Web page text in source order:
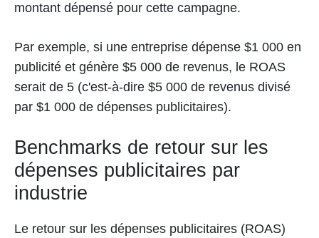
montant dépensé pour cette campagne.
Par exemple, si une entreprise dépense $1 000 en
publicité et génère $5 000 de revenus, le ROAS
serait de 5 (c'est-à-dire $5 000 de revenus divisé
par $1 000 de dépenses publicitaires).
Benchmarks de retour sur les
dépenses publicitaires par
industrie
Le retour sur les dépenses publicitaires (ROAS)